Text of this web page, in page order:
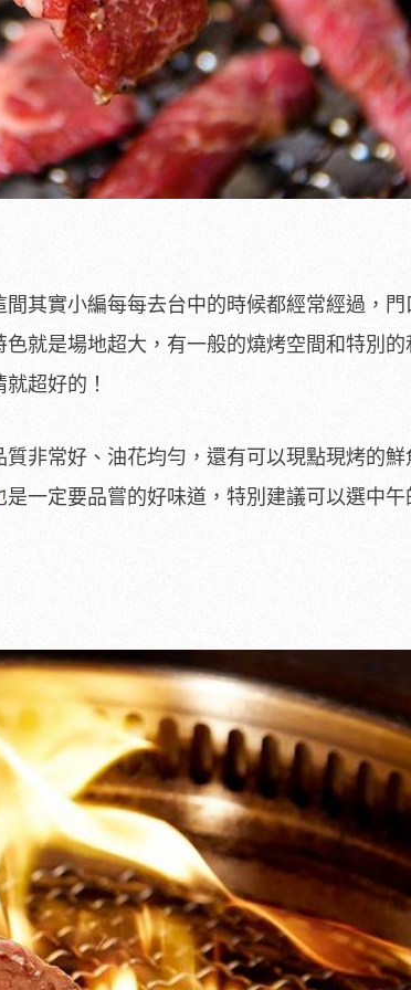
其實小編每每去台中的時候都經常經過，門
就是場地超大，有一般的燒烤空間和特別的
超好的！
非常好、油花均勻，還有可以現點現烤的鮮
是一定要品嘗的好味道，特別建議可以選中午